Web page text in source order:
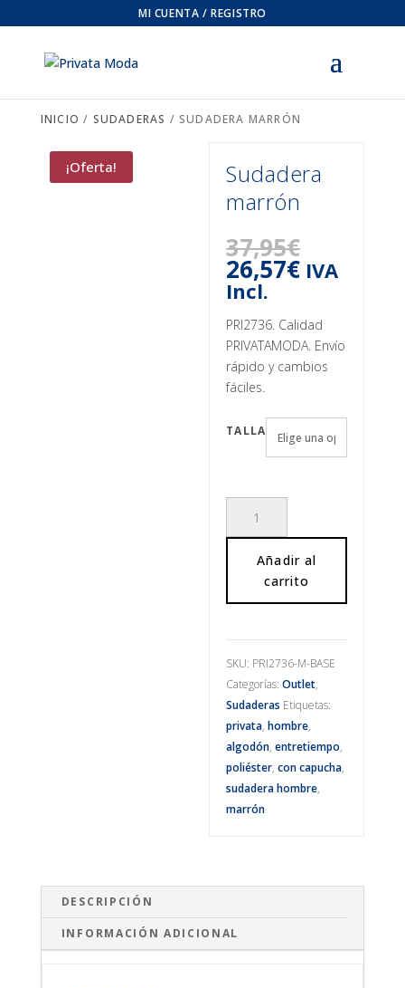
MI CUENTA / REGISTRO
INICIO / SUDADERAS / SUDADERA MARRÓN
¡Oferta!
Sudadera
marrón
37,95€
precio
original
37,95€.
26,57€El
precio
es:
26,57€.
IVA
Incl.
PRI2736. Calidad
PRIVATAMODA. Envío
rápido y cambios
fáciles.
TALLA
marrón
Añadir al
carrito
SKU: PRI2736-M-BASE
Categorías:Outlet,
Sudaderas Etiquetas:
privata,hombre,
algodón,entretiempo,
poliéster,con capucha,
sudadera hombre,
marrón
DESCRIPCIÓN
INFORMACIÓN ADICIONAL